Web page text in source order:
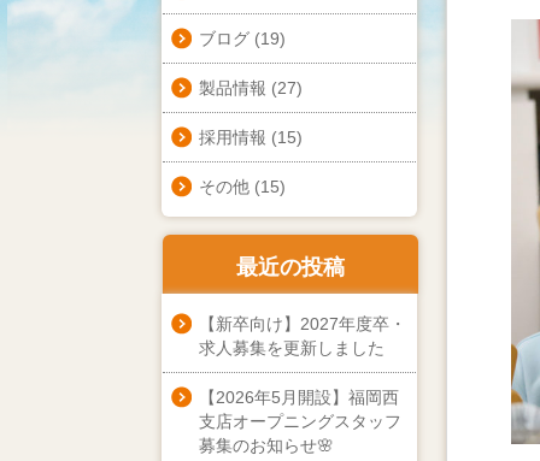
ブログ(19)
製品情報 (27)
採用情報 (15)
その他(15)
最近の投稿
【新卒向け】2027年度卒・
求人募集を更新しました
【2026年5月開設】福岡西
支店オープニングスタッフ
募集のお知らせ🌸